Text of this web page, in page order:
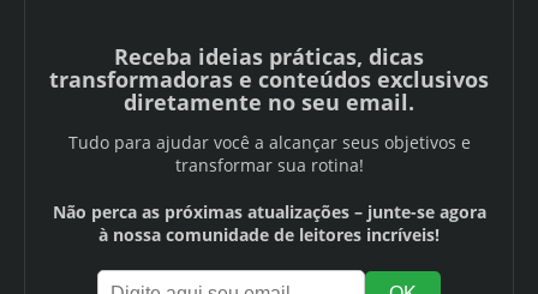
Receba ideias práticas, dicas
transformadoras e conteúdos exclusivos
diretamente no seu email.
Tudo para ajudar você a alcançar seus objetivos e
transformar sua rotina!
Não perca as próximas atualizações – junte-se agora
à nossa comunidade de leitores incríveis!